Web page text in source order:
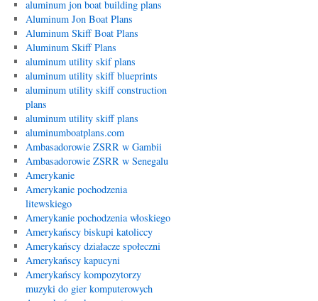
aluminum jon boat building plans
Aluminum Jon Boat Plans
Aluminum Skiff Boat Plans
Aluminum Skiff Plans
aluminum utility skif plans
aluminum utility skiff blueprints
aluminum utility skiff construction
plans
aluminum utility skiff plans
aluminumboatplans.com
Ambasadorowie ZSRR w Gambii
Ambasadorowie ZSRR w Senegalu
Amerykanie
Amerykanie pochodzenia
litewskiego
Amerykanie pochodzenia włoskiego
Amerykańscy biskupi katoliccy
Amerykańscy działacze społeczni
Amerykańscy kapucyni
Amerykańscy kompozytorzy
muzyki do gier komputerowych